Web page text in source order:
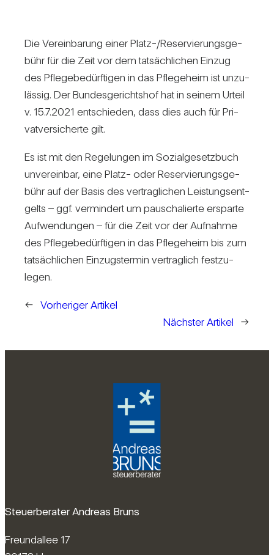
Die Ver­ein­ba­rung einer Platz-/Re­ser­vie­rungs­ge­
bühr für die Zeit vor dem tat­säch­li­chen Einzug
des Pfle­ge­be­dürf­tigen in das Pfle­ge­heim ist unzu­
lässig. Der Bun­des­ge­richtshof hat in seinem Urteil
v. 15.7.2021 ent­schieden, dass dies auch für Pri­
vat­ver­si­cherte gilt.
Es ist mit den Rege­lungen im Sozi­al­ge­setz­buch
unver­einbar, eine Platz- oder Reser­vie­rungs­ge­
bühr auf der Basis des ver­trag­li­chen Leis­tungs­ent­
gelts – ggf. ver­min­dert um pau­scha­lierte ersparte
Auf­wen­dungen – für die Zeit vor der Auf­nahme
des Pfle­ge­be­dürf­tigen in das Pfle­ge­heim bis zum
tat­säch­li­chen Ein­zugs­termin ver­trag­lich fest­zu­
legen.
← Vorheriger Artikel
Nächster Artikel
→
Steuerberater Andreas Bruns
Freundallee 17